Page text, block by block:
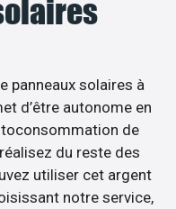
panneaux solaires à
d’être autonome en
de
du reste des
utiliser cet argent
notre service,